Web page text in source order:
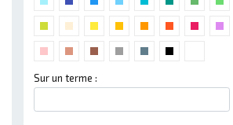
Sur un terme :